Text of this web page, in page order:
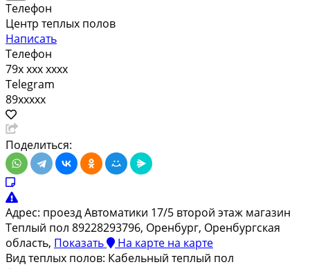
Телефон
Центр теплых полов
Написать
Телефон
79x xxx xxxx
Telegram
89xxxxx
Поделиться:
Адрес: проезд Автоматики 17/5 второй этаж магазин
Теплый пол 89228293796, Оренбург, Оренбургская
область, Показать На карте на карте
Вид теплых полов: Кабельный теплый пол